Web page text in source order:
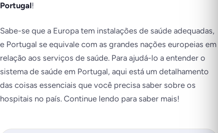
Portugal!
Sabe-se que a Europa tem instalações de saúde adequadas,
e Portugal se equivale com as grandes nações europeias em
relação aos serviços de saúde. Para ajudá-lo a entender o
sistema de saúde em Portugal, aqui está um detalhamento
das coisas essenciais que você precisa saber sobre os
hospitais no país. Continue lendo para saber mais!